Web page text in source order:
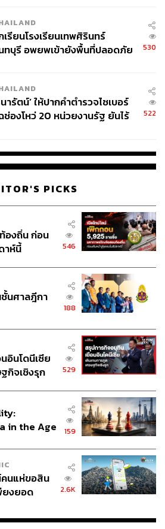
เรียนโรงเรียนเทพศิรินทร์
ทบุรี อพยพเข้ายังพื้นที่ปลอดภัย
530
ารัตน์’ ให้ปากคำตำรวจไซเบอร์
ช่องโหว่ 20 หน่วยงานรัฐ ยันไร้
522
PICKS
องถิ่น ก่อน
าห์นี้
546
นศาลฎีกา
188
อินโดนีเซีย
กิจเชิงรุก
529
in the Age
159
คนแห่ขอสิน
ยงยอด
2.6K